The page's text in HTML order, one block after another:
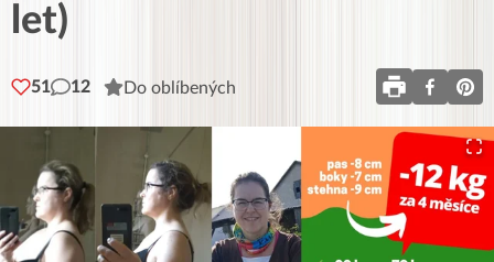
let)
51 12 Do oblíbených